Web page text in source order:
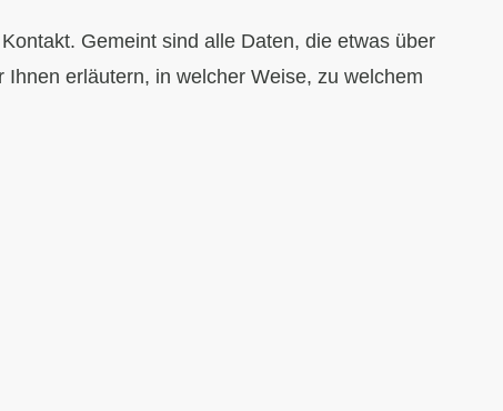
Gemeint sind alle Daten, die etwas über
erläutern, in welcher Weise, zu welchem